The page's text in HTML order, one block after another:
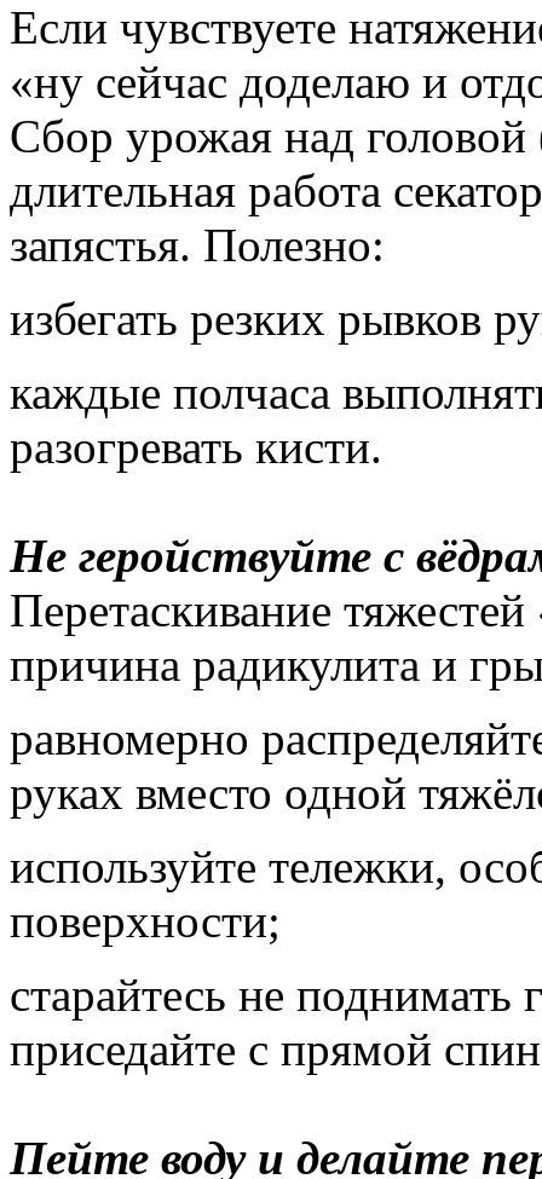
Если чувствуете
«ну сейчас доделаю и
Сбор урожая над
длительная работа
запястья. Полезно:
избегать резких рывков
каждые полчаса
разогревать кисти.
Не геройствуйте с
Перетаскивание
причина радикулита и
равномерно
руках вместо одной
используйте тележки,
поверхности;
старайтесь не
приседайте с прямой
Пейте воду и делайте